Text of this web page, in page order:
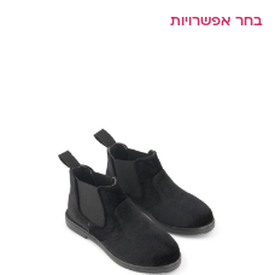
בחר אפשרויות